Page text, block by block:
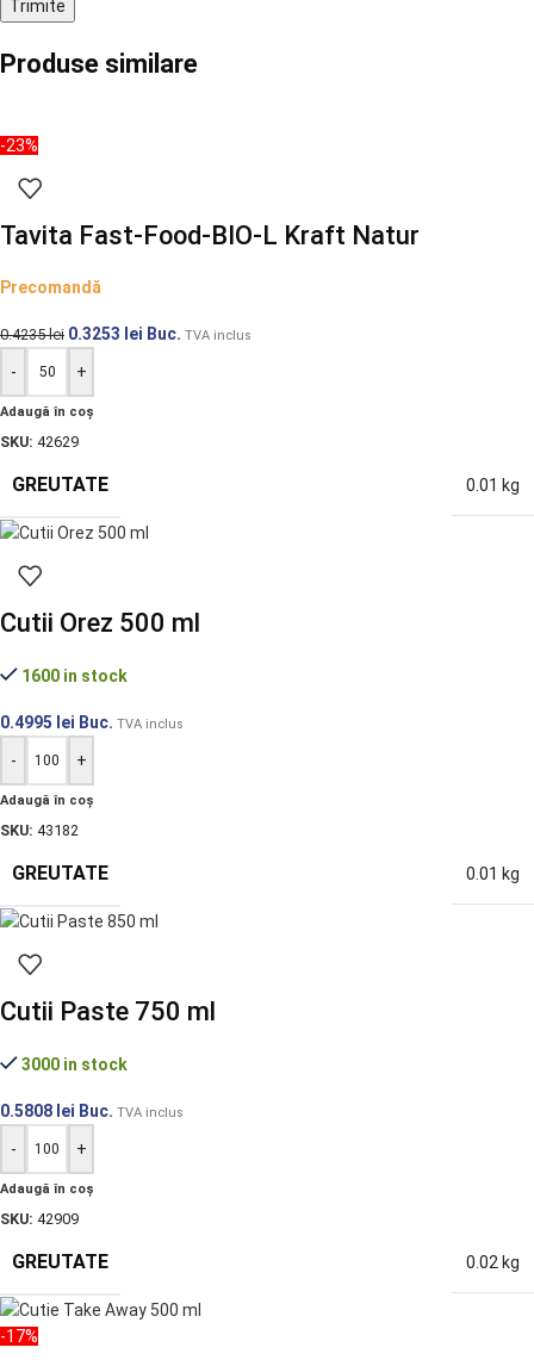
Produse similare
-23%
Tavita Fast-Food-BIO-L Kraft Natur
Precomandă
0.4235lei 0.3253 lei Buc. TVA inclus
- +
Adaugă în coș
SKU: 42629
GREUTATE 0.01 kg
Cutii Orez 500 ml
1600 in stock
0.4995 lei Buc. TVA inclus
- +
Adaugă în coș
SKU: 43182
GREUTATE 0.01 kg
Cutii Paste 750 ml
3000 in stock
0.5808 lei Buc. TVA inclus
- +
Adaugă în coș
SKU: 42909
GREUTATE 0.02 kg
-17%